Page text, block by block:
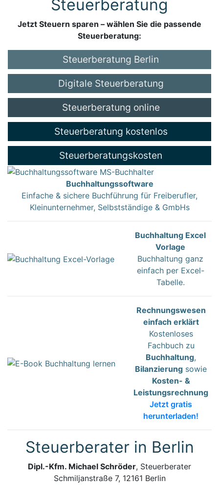
Steuerberatung
Jetzt Steuern sparen – wählen Sie die passende
Steuerberatung:
Steuerberatung Berlin
Digitale Steuerberatung
Steuerberatung online
Steuerberatung kostenlos
Steuerberatungskosten
Buchhaltungssoftware
Einfache & sichere Buchführung für Freiberufler,
Kleinunternehmer, Selbstständige & GmbHs
Buchhaltung Excel
Vorlage
Buchhaltung ganz
einfach per Excel-
Tabelle.
Rechnungswesen
einfach erklärt
Kostenloses
Fachbuch zu
Buchhaltung,
Bilanzierung sowie
Kosten- &
Leistungsrechnung
Jetzt gratis
herunterladen!
Steuerberater in Berlin
Dipl.-Kfm. Michael Schröder, Steuerberater
Schmiljanstraße 7, 12161 Berlin